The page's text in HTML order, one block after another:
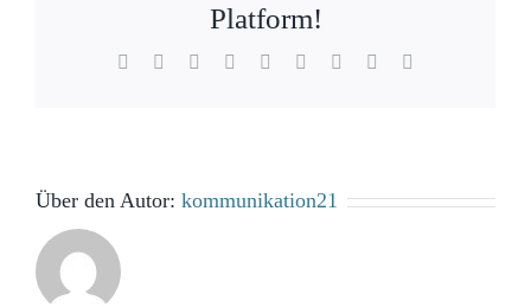
Platform!
Facebook Reddit LinkedInWhatsApp
TumblrPinterest
Über den Autor: kommunikation21